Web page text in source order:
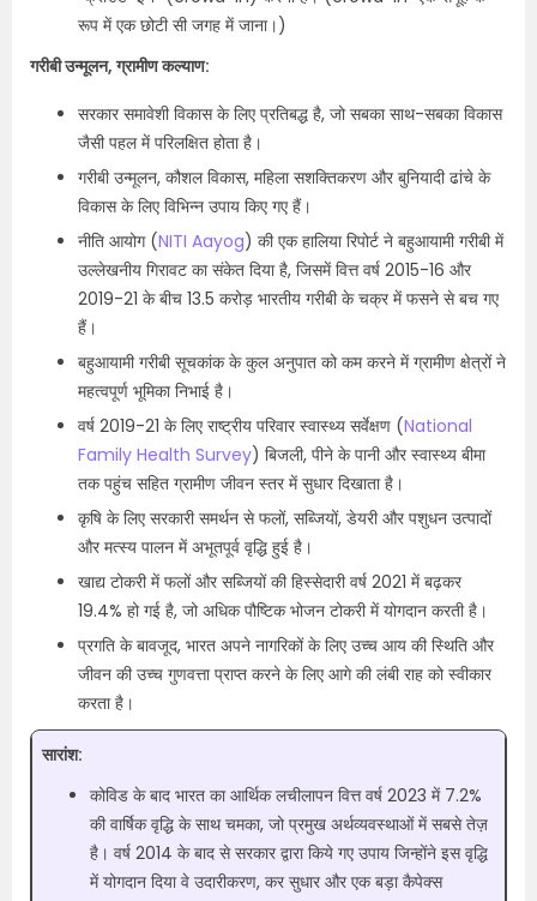
रूप में एक छोटी सी जगह में जाना।)
गरीबी उन्मूलन, ग्रामीण कल्याण:
सरकार समावेशी विकास के लिए प्रतिबद्ध है, जो सबका साथ-सबका विकास
जैसी पहल में परिलक्षित होता है।
गरीबी उन्मूलन, कौशल विकास, महिला सशक्तिकरण और बुनियादी ढांचे के
विकास के लिए विभिन्न उपाय किए गए हैं।
नीति आयोग (NITI Aayog) की एक हालिया रिपोर्ट ने बहुआयामी गरीबी में
उल्लेखनीय गिरावट का संकेत दिया है, जिसमें वित्त वर्ष 2015-16 और
2019-21 के बीच 13.5 करोड़ भारतीय गरीबी के चक्र में फसने से बच गए
हैं।
बहुआयामी गरीबी सूचकांक के कुल अनुपात को कम करने में ग्रामीण क्षेत्रों ने
महत्वपूर्ण भूमिका निभाई है।
वर्ष 2019-21 के लिए राष्ट्रीय परिवार स्वास्थ्य सर्वेक्षण (National
Family Health Survey) बिजली, पीने के पानी और स्वास्थ्य बीमा
तक पहुंच सहित ग्रामीण जीवन स्तर में सुधार दिखाता है।
कृषि के लिए सरकारी समर्थन से फलों, सब्जियों, डेयरी और पशुधन उत्पादों
और मत्स्य पालन में अभूतपूर्व वृद्धि हुई है।
खाद्य टोकरी में फलों और सब्जियों की हिस्सेदारी वर्ष 2021 में बढ़कर
19.4% हो गई है, जो अधिक पौष्टिक भोजन टोकरी में योगदान करती है।
प्रगति के बावजूद, भारत अपने नागरिकों के लिए उच्च आय की स्थिति और
जीवन की उच्च गुणवत्ता प्राप्त करने के लिए आगे की लंबी राह को स्वीकार
करता है।
सारांश:
कोविड के बाद भारत का आर्थिक लचीलापन वित्त वर्ष 2023 में 7.2%
की वार्षिक वृद्धि के साथ चमका, जो प्रमुख अर्थव्यवस्थाओं में सबसे तेज़
है। वर्ष 2014 के बाद से सरकार द्वारा किये गए उपाय जिन्होंने इस वृद्धि
में योगदान दिया वे उदारीकरण, कर सुधार और एक बड़ा कैपेक्स